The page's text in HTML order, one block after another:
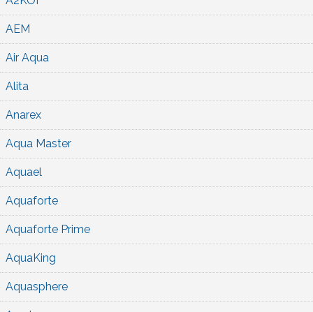
AEM
Air Aqua
Alita
Anarex
Aqua Master
Aquael
Aquaforte
Aquaforte Prime
AquaKing
Aquasphere